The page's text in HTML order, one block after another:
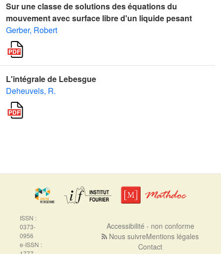
Sur une classe de solutions des équations du
mouvement avec surface libre d'un liquide pesant
Gerber, Robert
L'intégrale de Lebesgue
Deheuvels, R.
ISSN :
0373-
0956
e-ISSN :
Accessibilité - non conforme
Nous suivreMentions légales
Contact